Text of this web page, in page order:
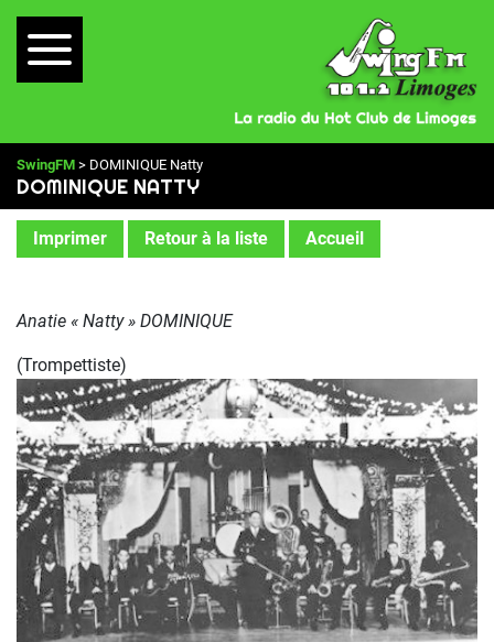
SwingFM > DOMINIQUE Natty
DOMINIQUE NATTY
Imprimer Retour à la liste Accueil
Anatie « Natty » DOMINIQUE
(Trompettiste)